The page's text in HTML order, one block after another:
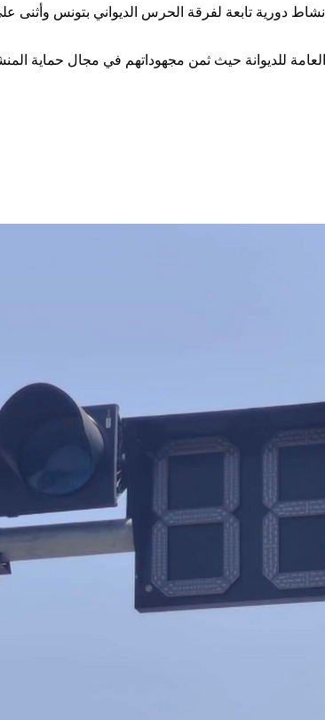
نشاط دورية تابعة لفرقة الحرس الديواني بتونس وأثنى